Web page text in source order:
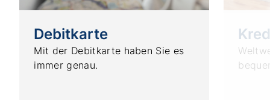
Debitkarte
Mit der Debitkarte haben Sie es
immer genau.